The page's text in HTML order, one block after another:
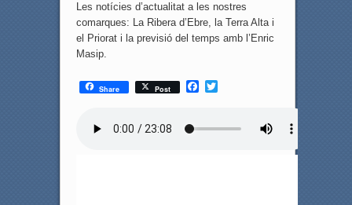
Les notícies d’actualitat a les nostres
comarques: La Ribera d’Ebre, la Terra Alta i
el Priorat i la previsió del temps amb l’Enric
Masip.
Share Post
F
T